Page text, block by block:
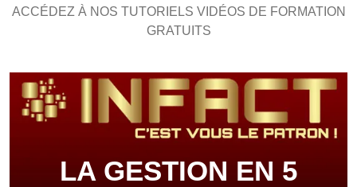
ACCÉDEZ À NOS TUTORIELS VIDÉOS DE FORMATION
GRATUITS
LA GESTION EN 5